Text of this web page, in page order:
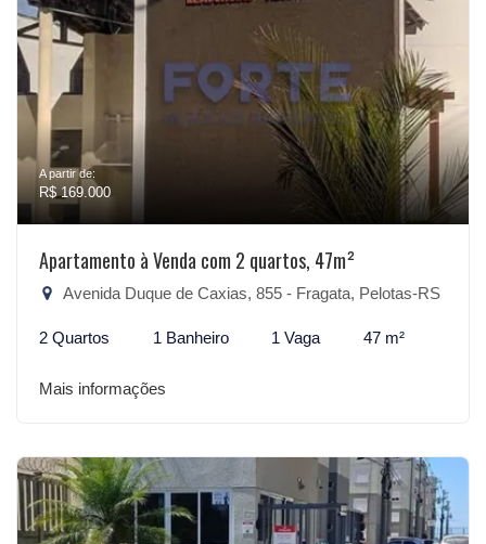
A partir de:
R$ 169.000
Apartamento à Venda com 2 quartos, 47m²
Avenida Duque de Caxias, 855 - Fragata, Pelotas-RS
2 Quartos 1 Banheiro 1 Vaga 47 m²
Mais informações